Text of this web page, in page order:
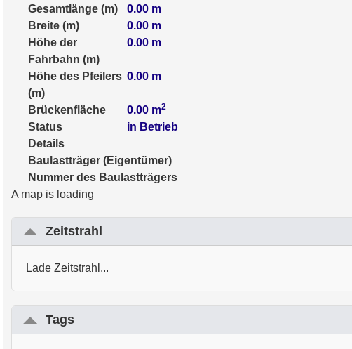
Gesamtlänge (m)
0.00 m
Breite (m)
0.00 m
Höhe der
Fahrbahn (m)
0.00 m
Höhe des Pfeilers
(m)
0.00 m
Brückenfläche 0.00 m2
Status
in Betrieb
Details
Baulastträger (Eigentümer)
Nummer des Baulastträgers
A map is loading
Zeitstrahl
Lade Zeitstrahl...
Tags